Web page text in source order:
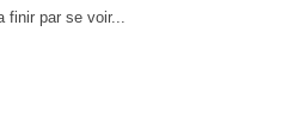
finir par se voir...